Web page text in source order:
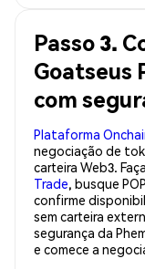
Passo 3.
Goatseus
com
Plataforma
negociação de
carteira Web3.
Trade, busque
confirme
sem carteira
segurança da
e comece a